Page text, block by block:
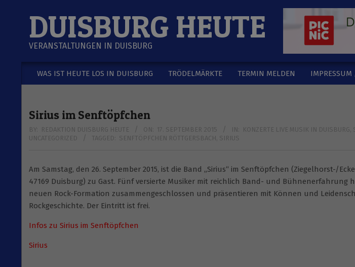
DUISBURG HEUTE
VERANSTALTUNGEN IN DUISBURG
Secondary
WAS IST HEUTE LOS IN DUISBURG TRÖDELMÄRKTE TERMIN MELDEN
Sirius im Senftöpfchen
BY: REDAKTION DUISBURG HEUTE ON: 17. SEPTEMBER 2015 IN: KONZERTE LIVE MUSIK IN DUISBURG
UNCATEGORIZED
TAGGED: SENFTÖPFCHEN RÖTTGERSBACH SIRIUS
Am Samstag, den 26. September 2015, ist die Band „Sirius“ im Senftöpfchen (Ziegelhorst-/
47169 Duisburg) zu Gast. Fünf versierte Musiker mit reichlich Band- und Bühnenerfahrung
neuen Rock-Formation zusammengeschlossen und präsentieren mit Können und
Rockgeschichte. Der Eintritt ist frei.
Infos zu Sirius im Senftöpfchen
Sirius